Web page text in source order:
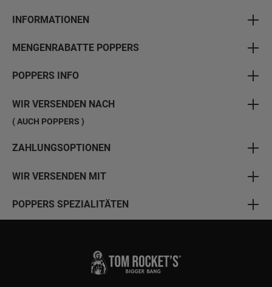
INFORMATIONEN
MENGENRABATTE POPPERS
POPPERS INFO
WIR VERSENDEN NACH
( AUCH POPPERS )
ZAHLUNGSOPTIONEN
WIR VERSENDEN MIT
POPPERS SPEZIALITÄTEN